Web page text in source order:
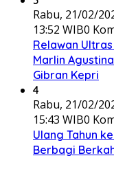
Rabu, 21/02/
13:52 WIB0
Relawan
Marlin
Gibran Kepri
4
Rabu, 21/02/
15:43 WIB0
Ulang Tahun
Berbagi